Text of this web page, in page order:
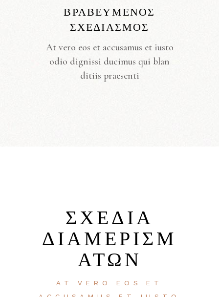
ΒΡΑΒΕΥΜΈΝΟΣ
ΣΧΕΔΙΑΣΜΌΣ
At vero eos et accusamus et iusto
odio dignissi ducimus qui blan
ditiis praesenti
ΣΧΈΔΙΑ
ΔΙΑΜΕΡΙΣΜ
ΆΤΩΝ
AT VERO EOS ET